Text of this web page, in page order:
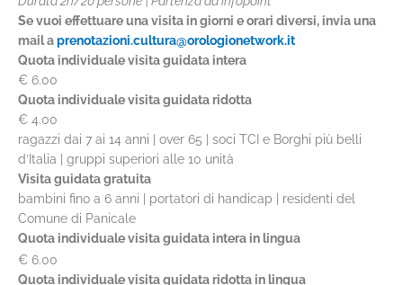
Se vuoi effettuare una visita in giorni e orari diversi, invia una
mail aprenotazioni.cultura@orologionetwork.it
Quota individuale visita guidata intera
€ 6.00
Quota individuale visita guidata ridotta
€ 4.00
ragazzi dai 7 ai 14 anni | over 65 | soci TCI e Borghi più belli
d’Italia | gruppi superiori alle 10 unità
Visita guidata gratuita
bambini fino a 6 anni | portatori di handicap | residenti del
Comune di Panicale
Quota individuale visita guidata intera in lingua
€ 6.00
Quota individuale visita guidata ridotta in lingua